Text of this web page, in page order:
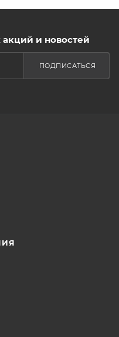
акций и новостей
ПОДПИСАТЬСЯ